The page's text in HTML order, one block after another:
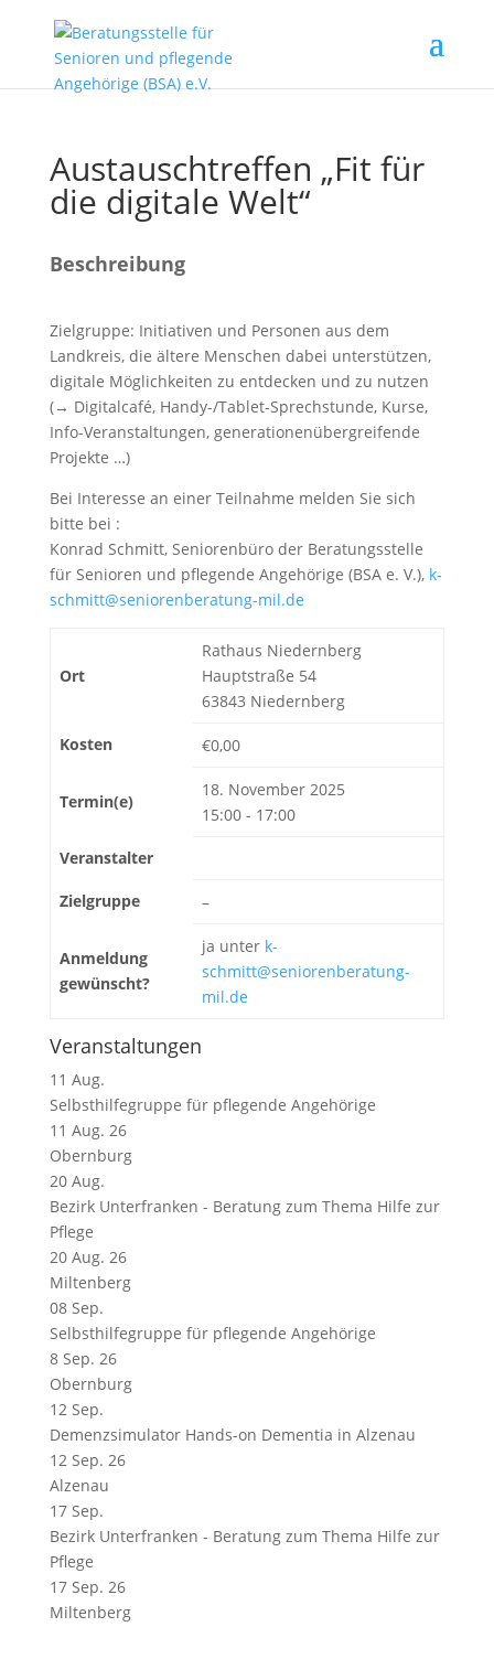
Austauschtreffen „Fit für
die digitale Welt“
Beschreibung
Zielgruppe: Initiativen und Personen aus dem
Landkreis, die ältere Menschen dabei unterstützen,
digitale Möglichkeiten zu entdecken und zu nutzen
(→ Digitalcafé, Handy-/Tablet-Sprechstunde, Kurse,
Info-Veranstaltungen, generationenübergreifende
Projekte …)
Bei Interesse an einer Teilnahme melden Sie sich
bitte bei :
Konrad Schmitt, Seniorenbüro der Beratungsstelle
für Senioren und pflegende Angehörige (BSA e. V.), k-
schmitt@seniorenberatung-mil.de
Ort
Rathaus Niedernberg
Hauptstraße 54
63843 Niedernberg
Kosten €0,00
Termin(e)
18. November 2025
15:00 - 17:00
Veranstalter
Zielgruppe –
Anmeldung
gewünscht?
ja unter k-
schmitt@seniorenberatung-
mil.de
Veranstaltungen
11 Aug.
Selbsthilfegruppe für pflegende Angehörige
11 Aug. 26
Obernburg
20 Aug.
Bezirk Unterfranken - Beratung zum Thema Hilfe zur
Pflege
20 Aug. 26
Miltenberg
08 Sep.
Selbsthilfegruppe für pflegende Angehörige
8 Sep. 26
Obernburg
12 Sep.
Demenzsimulator Hands-on Dementia in Alzenau
12 Sep. 26
Alzenau
17 Sep.
Bezirk Unterfranken - Beratung zum Thema Hilfe zur
Pflege
17 Sep. 26
Miltenberg